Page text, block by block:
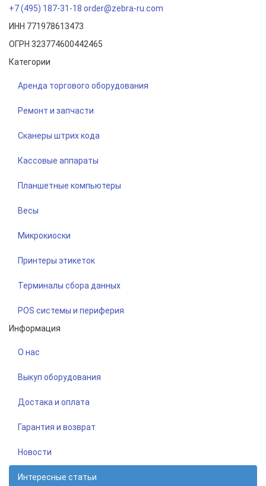
+7 (495) 187-31-18 order@zebra-ru.com
ИНН 771978613473
ОГРН 323774600442465
Категории
Аренда торгового оборудования
Ремонт и запчасти
Сканеры штрих кода
Кассовые аппараты
Планшетные компьютеры
Весы
Микрокиоски
Принтеры этикеток
Терминалы сбора данных
POS системы и периферия
Информация
О нас
Выкуп оборудования
Достака и оплата
Гарантия и возврат
Новости
Интересные статьи